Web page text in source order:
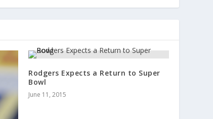
Rodgers Expects a Return to Super
Bowl
June 11, 2015